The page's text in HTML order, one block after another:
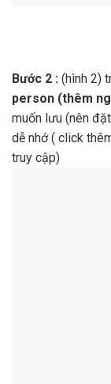
Bước 2 : (hình 2)
person (thêm
muốn lưu (nên
dễ nhớ ( click
truy cập)